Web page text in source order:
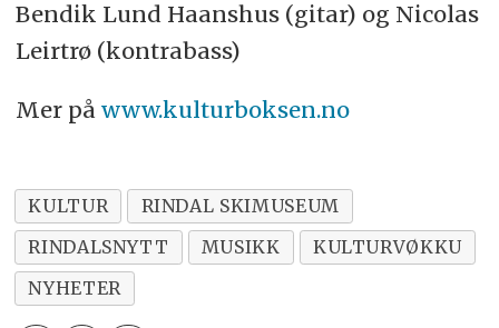
Bendik Lund Haanshus (gitar) og Nicolas
Leirtrø (kontrabass)
Mer på www.kulturboksen.no
KULTUR
RINDAL SKIMUSEUM
RINDALSNYTT
MUSIKK
KULTURVØKKU
NYHETER